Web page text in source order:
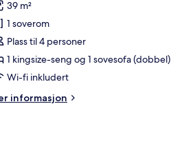
39 m²
1 soverom
Plass til 4 personer
1 kingsize-seng og 1 sovesofa (dobbel)
Wi-fi inkludert
informasjon